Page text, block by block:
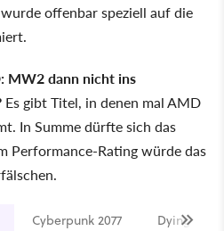
offenbar speziell auf die
MW2 dann nicht ins
Es gibt Titel, in denen mal AMD
In Summe dürfte sich das
Performance-Rating würde das
Cyberpunk 2077 Dying